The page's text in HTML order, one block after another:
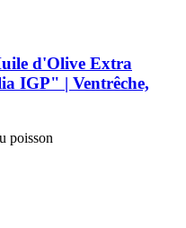
d'Olive Extra
IGP" | Ventrêche,
poisson